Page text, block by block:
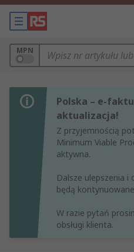
MPN
Polska – e-
aktualizacja!
Z przyjemnością
Minimum Viable
aktywna.
Dalsze ulepszenia i
będą
W razie pytań
obsługi klienta.